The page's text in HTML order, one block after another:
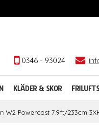
0346 - 93024
KLÄDER & SKOR
W2 Powercast 7.9ft/233cm